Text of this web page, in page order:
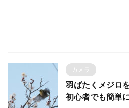
カメラ
羽ばたくメジロ
初心者でも簡単